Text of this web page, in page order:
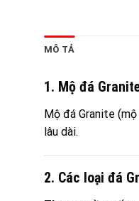
MÔ TẢ
1. Mộ đá
Mộ đá Granite
lâu dài.
2. Các loại đá